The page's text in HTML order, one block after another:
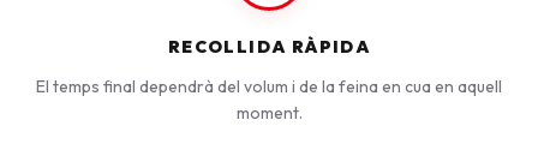
RECOLLIDA RÀPIDA
El temps final dependrà del volum i de la feina en cua en aquell
moment.